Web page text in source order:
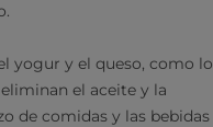
yogur y el queso, como lo
el aceite y la
de comidas y las bebidas